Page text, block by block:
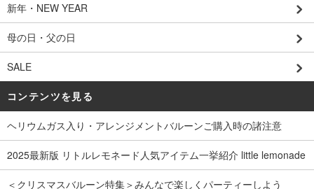
新年・NEW YEAR
母の日・父の日
SALE
コンテンツを見る
ヘリウムガス入り・アレンジメントバルーンご購入時の諸注意
2025最新版 リトルレモネード人気アイテム一挙紹介 little lemonade
＜クリスマスバルーン特集＞みんなで楽しくパーティーしよう